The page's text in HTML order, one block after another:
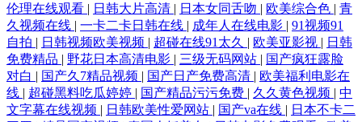
伦理在线观看 | 日韩大片高清 | 日本女同舌吻 | 欧美综合色 | 青
久视频在线 | 一卡二卡日韩在线 | 成年人在线电影 | 91视频91
自拍 | 日韩视频欧美视频 | 超碰在线91太久 | 欧美亚影视 | 日韩
免费精品 | 野花日本高清电影 | 三级无码网站 | 国产疯狂露脸
对白 | 国产久7精品视频 | 国产日产免费高清 | 欧美福利电影在
线 | 超碰黑料吃瓜婷婷 | 国产精品污污免费 | 久久黄色视频 | 中
文字幕在线视频 | 日韩欧美性爱网站 | 国产va在线 | 日本不卡二